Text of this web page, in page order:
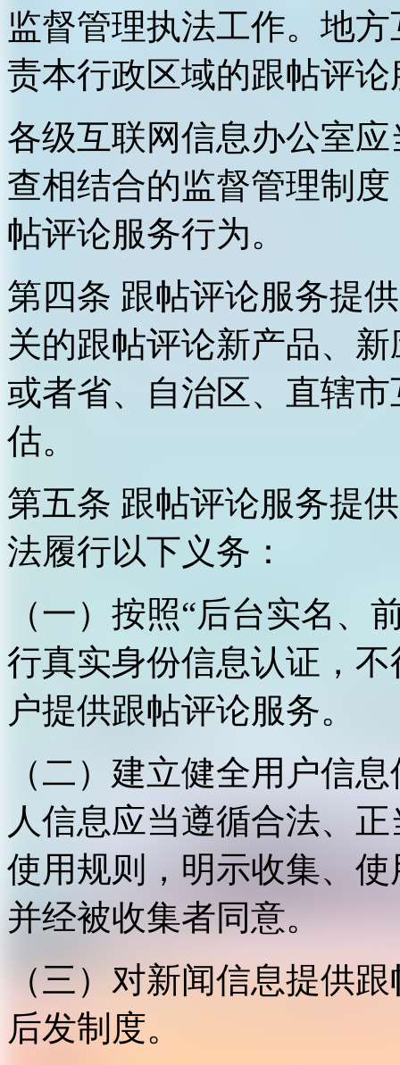
监督管理执法工作。地
责本行政区域的跟帖评
各级互联网信息办公室
查相结合的监督管理制
帖评论服务行为。
第四条 跟帖评论服务提
关的跟帖评论新产品、
或者省、自治区、直辖
估。
第五条 跟帖评论服务提
法履行以下义务：
（一）按照“后台实名、
行真实身份信息认证，
户提供跟帖评论服务。
（二）建立健全用户信
人信息应当遵循合法、
使用规则，明示收集、
并经被收集者同意。
（三）对新闻信息提供
后发制度。